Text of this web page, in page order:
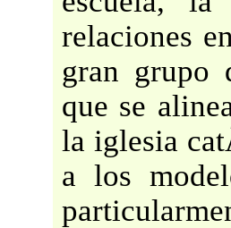
relaciones
gran grupo
que se
la iglesia
a los